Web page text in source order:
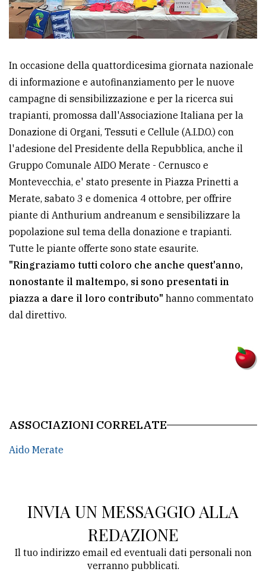
Ricerca
avanzata
LE
ALTRE
TESTATE
Privacy
policy
policy
In occasione della quattordicesima giornata nazionale
di informazione e autofinanziamento per le nuove
campagne di sensibilizzazione e per la ricerca sui
trapianti, promossa dall'Associazione Italiana per la
Donazione di Organi, Tessuti e Cellule (A.I.D.O.) con
l'adesione del Presidente della Repubblica, anche il
Gruppo Comunale AIDO Merate - Cernusco e
Montevecchia, e' stato presente in Piazza Prinetti a
Merate, sabato 3 e domenica 4 ottobre, per offrire
piante di Anthurium andreanum e sensibilizzare la
popolazione sul tema della donazione e trapianti.
Tutte le piante offerte sono state esaurite.
"Ringraziamo tutti coloro che anche quest'anno,
nonostante il maltempo, si sono presentati in
piazza a dare il loro contributo" hanno commentato
dal direttivo.
ASSOCIAZIONI CORRELATE
Aido Merate
INVIA UN MESSAGGIO ALLA
REDAZIONE
Il tuo indirizzo email ed eventuali dati personali non
verranno pubblicati.